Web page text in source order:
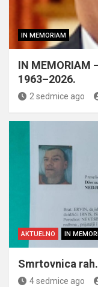
IN MEMORIAM
IN MEMORIAM
1963–2026.
2 sedmice ago
AKTUELNO IN
Smrtovnica
4 sedmice ago